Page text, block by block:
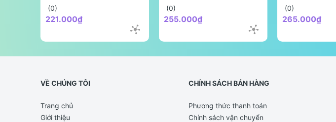
(0)
221.000₫
(0)
255.000₫
(0)
265.000₫
VỀ CHÚNG TÔI
Trang chủ
Giới thiệu
CHÍNH SÁCH BÁN HÀNG
Phương thức thanh toán
Chính sách vận chuyển